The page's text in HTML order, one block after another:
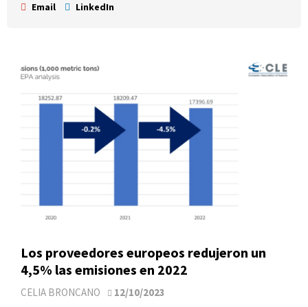
Email LinkedIn
Los proveedores europeos redujeron un
4,5% las emisiones en 2022
CELIA BRONCANO 12/10/2023